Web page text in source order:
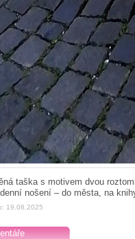
taška s motivem dvou
nošení – do města, na
19.08.2025